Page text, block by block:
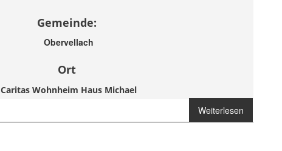
Gemeinde:
Obervellach
Ort
Caritas Wohnheim Haus Michael
Weiterlesen
Brandmelderalarm